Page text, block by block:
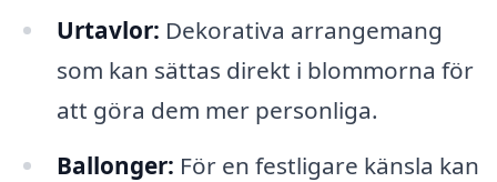
Urtavlor: Dekorativa arrangemang
som kan sättas direkt i blommorna för
att göra dem mer personliga.
Ballonger: För en festligare känsla kan